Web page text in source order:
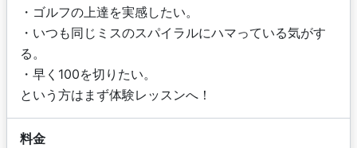
・ゴルフの上達を実感したい。
・いつも同じミスのスパイラルにハマっている気がす
る。
・早く100を切りたい。
という方はまず体験レッスンへ！
料金